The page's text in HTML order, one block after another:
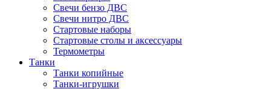
Свечи бензо ДВС
Свечи нитро ДВС
Стартовые наборы
Стартовые столы и аксессуары
Термометры
Танки
Танки копийные
Танки-игрушки